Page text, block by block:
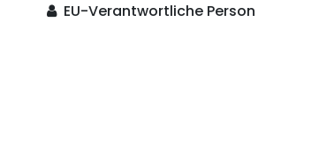
EU-Verantwortliche Person